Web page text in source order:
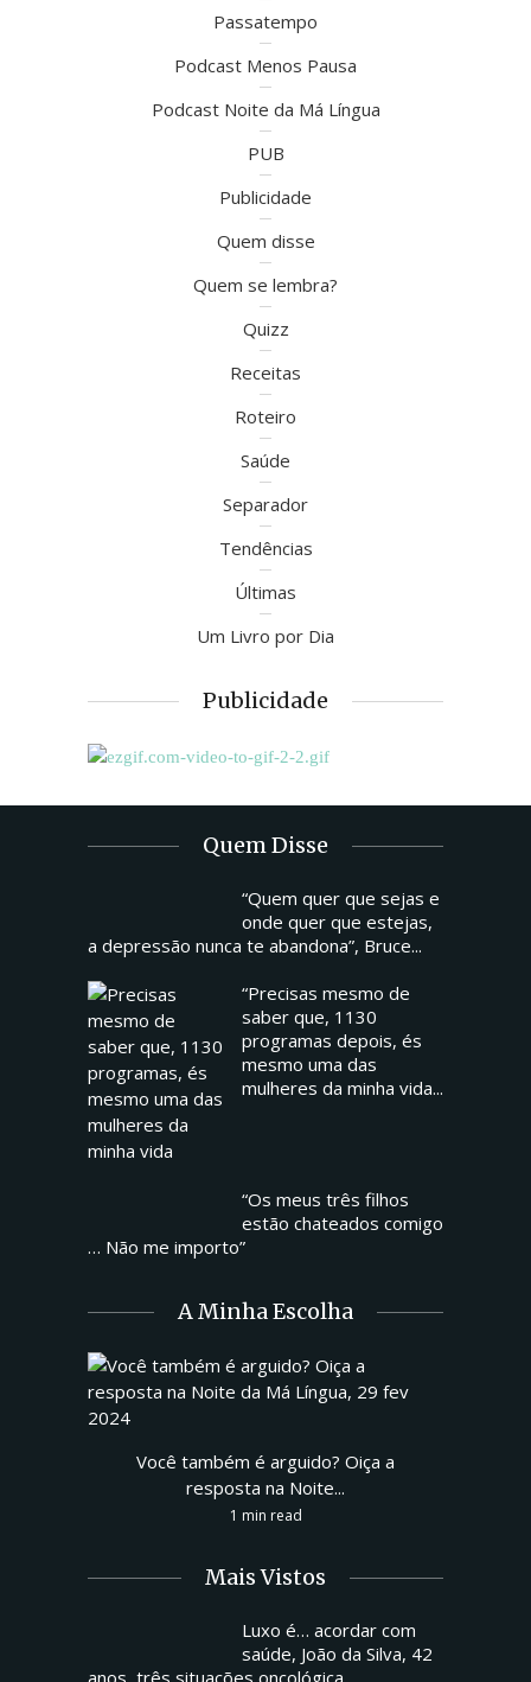
Passatempo
Podcast Menos Pausa
Podcast Noite da Má Língua
PUB
Publicidade
Quem disse
Quem se lembra?
Quizz
Receitas
Roteiro
Saúde
Separador
Tendências
Últimas
Um Livro por Dia
Publicidade
Quem Disse
“Quem quer que sejas e
onde quer que estejas,
a depressão nunca te abandona”, Bruce...
“Precisas mesmo de
saber que, 1130
programas depois, és
mesmo uma das
mulheres da minha vida...
“Os meus três filhos
estão chateados comigo
… Não me importo”
A Minha Escolha
Você também é arguido? Oiça a
resposta na Noite...
1 min read
Mais Vistos
Luxo é… acordar com
saúde, João da Silva, 42
anos, três situações oncológica